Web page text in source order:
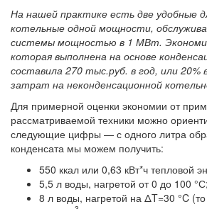
На нашей практике есть две удобные
котельные одной мощности,
системы мощностью в 1 МВт.
которая выполнена на основе
составила 270 тыс.руб. в год, или 20%
затрат на неконденсационной
Для примерной оценки экономии от
рассматриваемой техники можно
следующие цифры — с одного литра
конденсата мы можем получить:
550 ккал или 0,63 кВт*ч тепловой
5,5 л воды, нагретой от 0 до 100 °С;
8 л воды, нагретой на ΔT=30 °C